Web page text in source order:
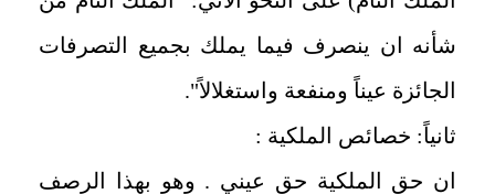
شأنه ان ينصرف فيما يملك بجميع التصرفات
الجائزة عيناً ومنفعة واستغلالاً".
ثانياً: خصائص الملكية :
ان حق الملكية حق عيني . وهو بهذا الرصف